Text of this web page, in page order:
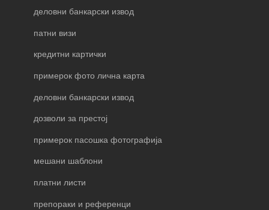
деловни банкарски извод
патни визи
кредитни картички
примерок фото лична карта
деловни банкарски извод
дозволи за престој
примерок пасошка фотографија
мешани шаблони
платни листи
препораки и референци